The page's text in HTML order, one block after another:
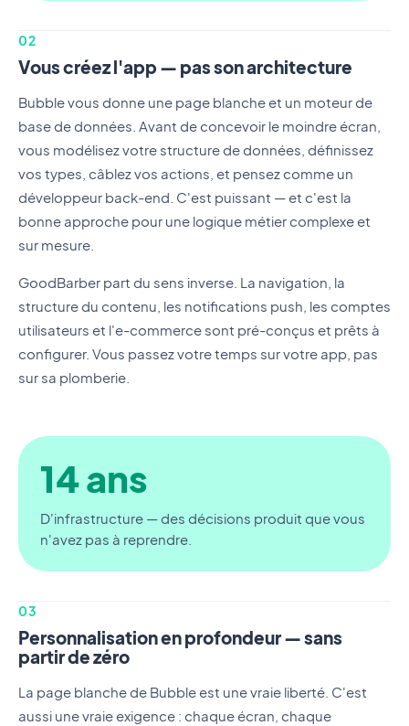
02
Vous créez l'app — pas son architecture
Bubble vous donne une page blanche et un moteur de
base de données. Avant de concevoir le moindre écran,
vous modélisez votre structure de données, définissez
vos types, câblez vos actions, et pensez comme un
développeur back-end. C'est puissant — et c'est la
bonne approche pour une logique métier complexe et
sur mesure.
GoodBarber part du sens inverse. La navigation, la
structure du contenu, les notifications push, les comptes
utilisateurs et l'e-commerce sont pré-conçus et prêts à
configurer. Vous passez votre temps sur votre app, pas
sur sa plomberie.
14 ans
D'infrastructure — des décisions produit que vous
n'avez pas à reprendre.
03
Personnalisation en profondeur — sans
partir de zéro
La page blanche de Bubble est une vraie liberté. C'est
aussi une vraie exigence : chaque écran, chaque